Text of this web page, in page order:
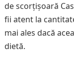
de scorțișoară
fii atent la
mai ales dacă
dietă.